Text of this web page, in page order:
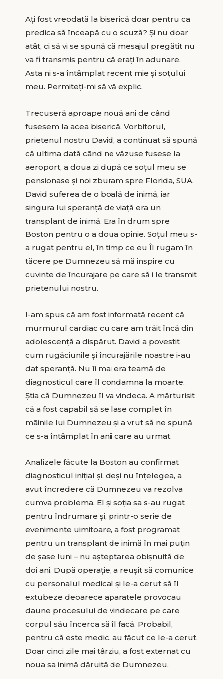
Ați fost vreodată la biserică doar pentru ca
predica să înceapă cu o scuză? Și nu doar
atât, ci să vi se spună că mesajul pregătit nu
va fi transmis pentru că erați în adunare.
Asta ni s-a întâmplat recent mie și soțului
meu. Permiteți-mi să vă explic.
Trecuseră aproape nouă ani de când
fusesem la acea biserică. Vorbitorul,
prietenul nostru David, a continuat să spună
că ultima dată când ne văzuse fusese la
aeroport, a doua zi după ce soțul meu se
pensionase și noi zburam spre Florida, SUA.
David suferea de o boală de inimă, iar
singura lui speranță de viață era un
transplant de inimă. Era în drum spre
Boston pentru o a doua opinie. Soțul meu s-
a rugat pentru el, în timp ce eu Îl rugam în
tăcere pe Dumnezeu să mă inspire cu
cuvinte de încurajare pe care să i le transmit
prietenului nostru.
I-am spus că am fost informată recent că
murmurul cardiac cu care am trăit încă din
adolescență a dispărut. David a povestit
cum rugăciunile și încurajările noastre i-au
dat speranță. Nu îi mai era teamă de
diagnosticul care îl condamna la moarte.
Știa că Dumnezeu îl va vindeca. A mărturisit
că a fost capabil să se lase complet în
mâinile lui Dumnezeu și a vrut să ne spună
ce s-a întâmplat în anii care au urmat.
Analizele făcute la Boston au confirmat
diagnosticul inițial și, deși nu înțelegea, a
avut încredere că Dumnezeu va rezolva
cumva problema. El și soția sa s-au rugat
pentru îndrumare și, printr-o serie de
evenimente uimitoare, a fost programat
pentru un transplant de inimă în mai puțin
de șase luni – nu așteptarea obișnuită de
doi ani. După operație, a reușit să comunice
cu personalul medical și le-a cerut să îl
extubeze deoarece aparatele provocau
daune procesului de vindecare pe care
corpul său încerca să îl facă. Probabil,
pentru că este medic, au făcut ce le-a cerut.
Doar cinci zile mai târziu, a fost externat cu
noua sa inimă dăruită de Dumnezeu.